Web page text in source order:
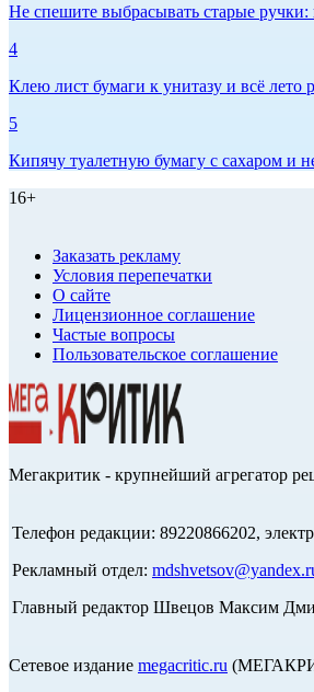
Не спешите выбрасывать старые ручки:
4
Клею лист бумаги к унитазу и всё лето
5
Кипячу туалетную бумагу с сахаром и
16+
Заказать рекламу
Условия перепечатки
О сайте
Лицензионное соглашение
Частые вопросы
Пользовательское соглашение
Мегакритик - крупнейший агрегатор
Телефон редакции: 89220866202,
Рекламный отдел:
Главный редактор Швецов Максим
Сетевое издание megacritic.ru